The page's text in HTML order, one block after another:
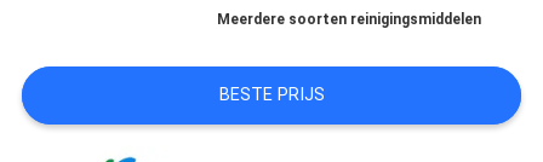
SITEMAP
Meerdere soorten reinigingsmiddelen
BESTE PRIJS